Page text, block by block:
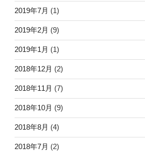
2019年7月 (1)
2019年2月 (9)
2019年1月 (1)
2018年12月 (2)
2018年11月 (7)
2018年10月 (9)
2018年8月 (4)
2018年7月 (2)